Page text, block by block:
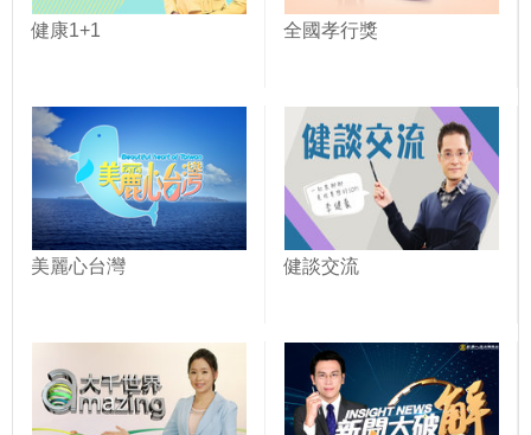
健康1+1 全國孝行獎
美麗心台灣 健談交流